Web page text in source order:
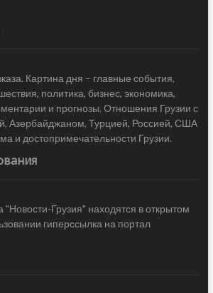
Картина дня – главные события,
политика, бизнес, экономика,
и прогнозы. Отношения Грузии с
Азербайджаном, Турцией, Россией, США
и достопримечательности Грузии.
Грузия" находятся в открытом
гиперссылка на портал